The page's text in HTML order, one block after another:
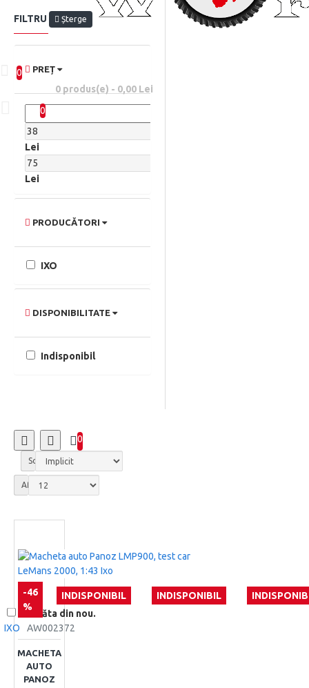
Nu arăta din nou.
0
0 produs(e) - 0,00 Lei
0
FILTRU Șterge
PREȚ
Lei
Lei
PRODUCĂTORI
IXO
DISPONIBILITATE
Indisponibil
0
Sortare
Afisare
-46
%
INDISPONIBIL INDISPONIBIL
IXO AW002372
MACHETA
AUTO
PANOZ